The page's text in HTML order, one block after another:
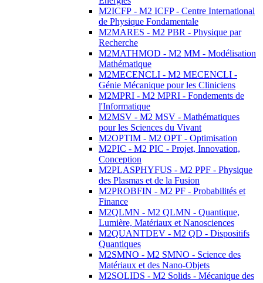
M2ICFP - M2 ICFP - Centre International
de Physique Fondamentale
M2MARES - M2 PBR - Physique par
Recherche
M2MATHMOD - M2 MM - Modélisation
Mathématique
M2MECENCLI - M2 MECENCLI -
Génie Mécanique pour les Cliniciens
M2MPRI - M2 MPRI - Fondements de
l'Informatique
M2MSV - M2 MSV - Mathématiques
pour les Sciences du Vivant
M2OPTIM - M2 OPT - Optimisation
M2PIC - M2 PIC - Projet, Innovation,
Conception
M2PLASPHYFUS - M2 PPF - Physique
des Plasmas et de la Fusion
M2PROBFIN - M2 PF - Probabilités et
Finance
M2QLMN - M2 QLMN - Quantique,
Lumière, Matériaux et Nanosciences
M2QUANTDEV - M2 QD - Dispositifs
Quantiques
M2SMNO - M2 SMNO - Science des
Matériaux et des Nano-Objets
M2SOLIDS - M2 Solids - Mécanique des